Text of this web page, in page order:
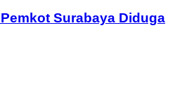
Surabaya Diduga